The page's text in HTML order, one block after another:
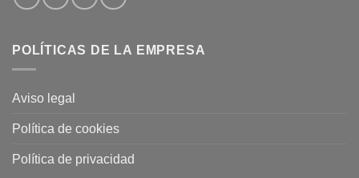
POLÍTICAS DE LA EMPRESA
Aviso legal
Política de cookies
Política de privacidad